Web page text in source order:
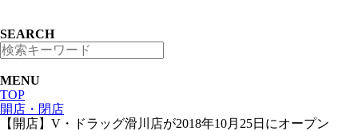
SEARCH
MENU
TOP
開店・閉店
【開店】V・ドラッグ滑川店が2018年10月25日にオープン